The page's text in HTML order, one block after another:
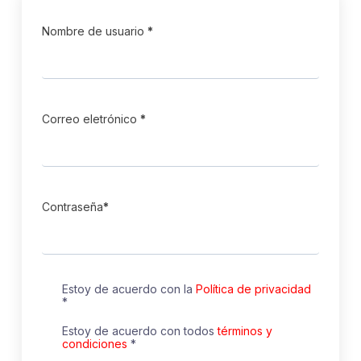
Nombre de usuario *
Correo eletrónico *
Contraseña*
Estoy de acuerdo con la Política de privacidad
*
Estoy de acuerdo con todostérminos y
condiciones *